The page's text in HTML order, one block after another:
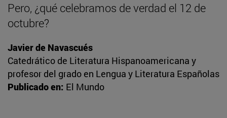
Pero, ¿qué celebramos de verdad el 12 de
octubre?
Javier de Navascués
Catedrático de Literatura Hispanoamericana y
profesor del grado en Lengua y Literatura Españolas
Publicado en: El Mundo